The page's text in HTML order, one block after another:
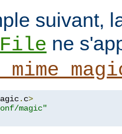
suivant,
ne
. c>
magic"